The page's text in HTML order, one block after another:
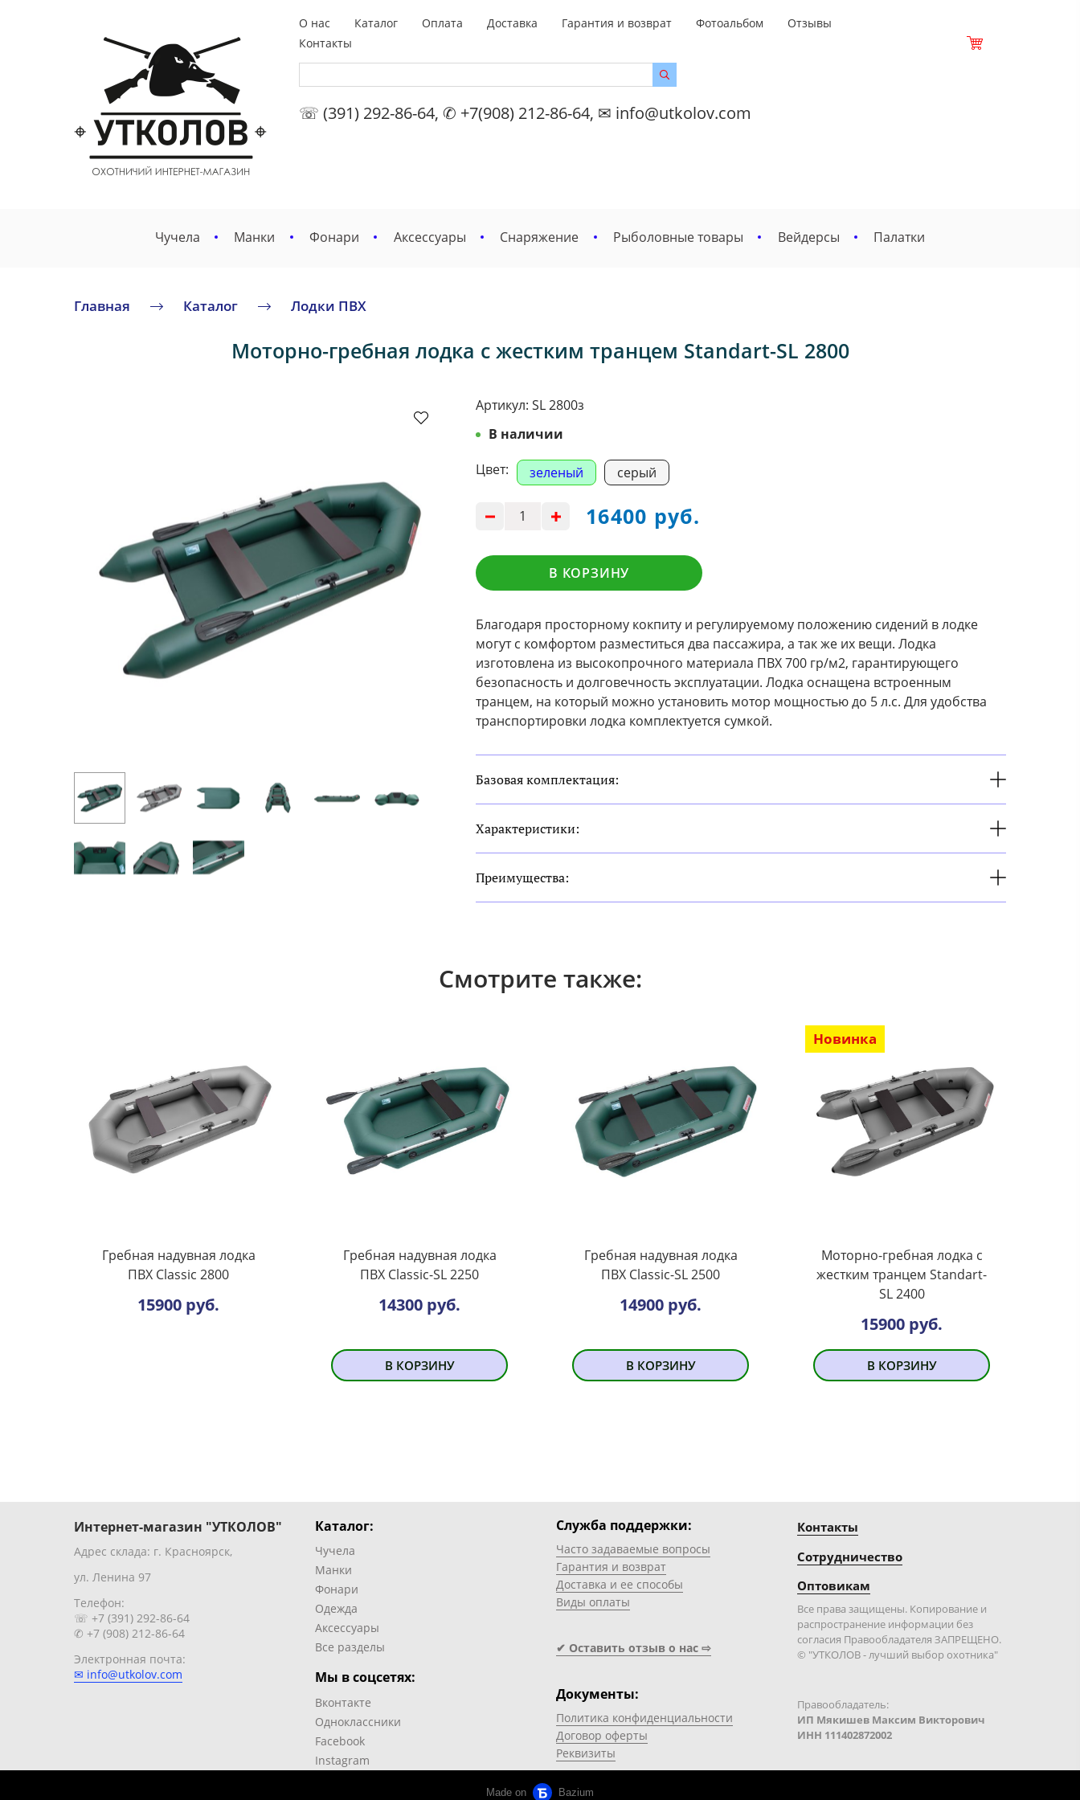
О нас Каталог Оплата Доставка Гарантия и возврат Фотоальбом
Отзывы
Контакты
☏ (391) 292-86-64, ✆ +7(908) 212-86-64, ✉ info@utkolov.com
Чучела Манки Фонари Аксессуары Снаряжение Рыболовные товары Вейдерсы Палатки
Главная Каталог Лодки ПВХ
Моторно-гребная лодка с жестким транцем Standart-SL 2800
Артикул: SL 2800з
В наличии
Цвет:
зеленый серый
16400 руб.
В КОРЗИНУ
Благодаря просторному кокпиту и регулируемому положению сидений в лодке
могут с комфортом разместиться два пассажира, а так же их вещи. Лодка
изготовлена из высокопрочного материала ПВХ 700 гр/м2, гарантирующего
безопасность и долговечность эксплуатации. Лодка оснащена встроенным
транцем, на который можно установить мотор мощностью до 5 л.с. Для удобства
транспортировки лодка комплектуется сумкой.
Базовая комплектация:
Характеристики:
Преимущества:
Смотрите также:
Гребная надувная лодка
ПВХ Classic 2800
15900 руб.
Гребная надувная лодка
ПВХ Classic-SL 2250
14300 руб.
В КОРЗИНУ
Гребная надувная лодка
ПВХ Classic-SL 2500
14900 руб.
В КОРЗИНУ
Новинка
Моторно-гребная лодка с
жестким транцем Standart-
SL 2400
15900 руб.
В КОРЗИНУ
Интернет-магазин "УТКОЛОВ"
Адрес склада: г. Красноярск,
ул. Ленина 97
Телефон:
☏ +7 (391) 292-86-64
✆ +7 (908) 212-86-64
Электронная почта:
✉ info@utkolov.com
Каталог:
Чучела
Манки
Фонари
Одежда
Аксессуары
Все разделы
Мы в соцсетях:
Вконтакте
Одноклассники
Facebook
Instagram
Служба поддержки:
Часто задаваемые вопросы
Гарантия и возврат
Доставка и ее способы
Виды оплаты
✔ Оставить отзыв о нас ⇨
Документы:
Политика конфиденциальности
Договор оферты
Реквизиты
Контакты
Сотрудничество
Оптовикам
Все права защищены. Копирование и
распространение информации без
согласия Правообладателя ЗАПРЕЩЕНО.
© "УТКОЛОВ - лучший выбор охотника"
Правообладатель:
ИП Мякишев Максим Викторович
ИНН 111402872002
Made on Bazium